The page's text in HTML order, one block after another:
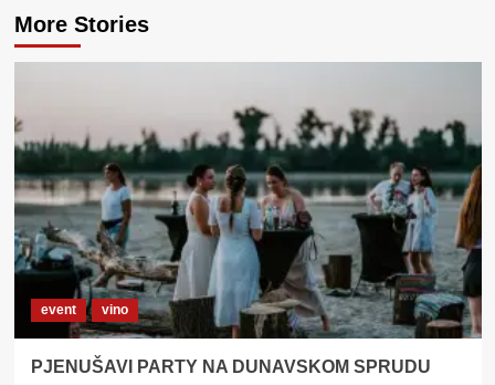
More Stories
event vino
PJENUŠAVI PARTY NA DUNAVSKOM SPRUDU